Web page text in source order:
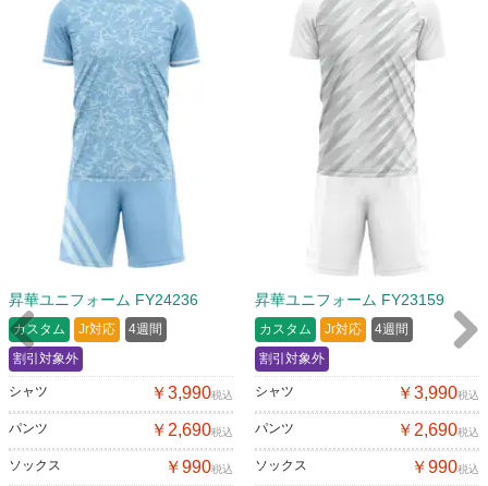
昇華ユニフォーム FY24236
カスタム Jr対応
4週間
割引対象外
シャツ ￥3,990税込
パンツ ￥2,690税込
ソックス ￥990税込
昇華ユニフォーム FY23159
カスタム Jr対応
4週間
割引対象外
シャツ ￥3,990税込
パンツ ￥2,690税込
ソックス ￥990税込
Previous